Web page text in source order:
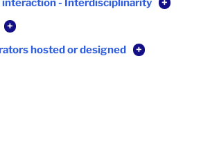
- Interdisciplinarity
+
+
hosted or designed
+